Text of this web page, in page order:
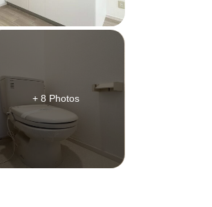
+ 8 Photos